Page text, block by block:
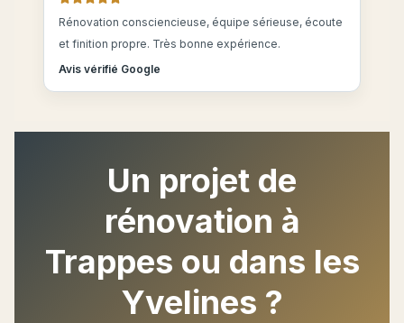
Rénovation consciencieuse, équipe sérieuse, écoute
et finition propre. Très bonne expérience.
Avis vérifié Google
Un projet de
rénovation à
Trappes ou dans les
Yvelines ?